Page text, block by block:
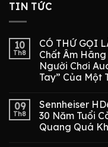
TIN TỨC
10
Th8
CÓ THỨ GỌI
Chất Âm
Người Chơi
Tay” Của Một
09
Th8
Sennheiser
30 Năm Tuổi
Quang Quá